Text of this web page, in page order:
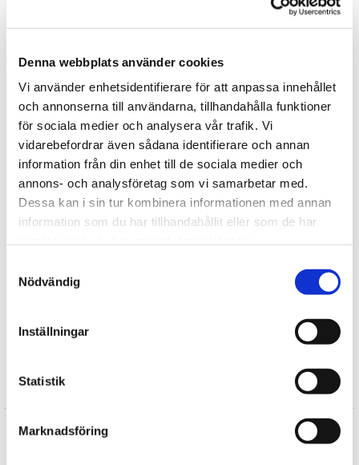
Denna webbplats använder cookies
Vi använder enhetsidentifierare för att anpassa innehållet
och annonserna till användarna, tillhandahålla funktioner
för sociala medier och analysera vår trafik. Vi
vidarebefordrar även sådana identifierare och annan
information från din enhet till de sociala medier och
annons- och analysföretag som vi samarbetar med.
Dessa kan i sin tur kombinera informationen med annan
information som du har tillhandahållit eller som de har
Nödvändig
Inställningar
Statistik
Marknadsföring
Tipsa
Upptäck mer
Presenter till Vännen
Julklappar till honom
Julklappar till henne
Smarta Saker
Julklappar till pappa
Julklappar till vännen
Hjälpmedel och redskap
Presenter till Honom